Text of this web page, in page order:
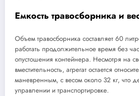
Емкость травосборника и
Объем травосборника составляет 60
работать продолжительное время без
опустошения контейнера. Несмотря на
вместительность, агрегат остается
маневренным, с весом около 32 кг, что
управлении и транспортировке.